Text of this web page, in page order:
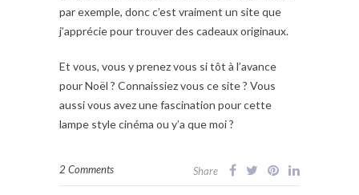
par exemple, donc c’est vraiment un site que
j’apprécie pour trouver des cadeaux originaux.
Et vous, vous y prenez vous si tôt à l’avance
pour Noël ? Connaissiez vous ce site ? Vous
aussi vous avez une fascination pour cette
lampe style cinéma ou y’a que moi ?
2 Comments Share